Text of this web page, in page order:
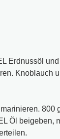
Erdnussöl
Knoblauch
800
Öl beigeben,